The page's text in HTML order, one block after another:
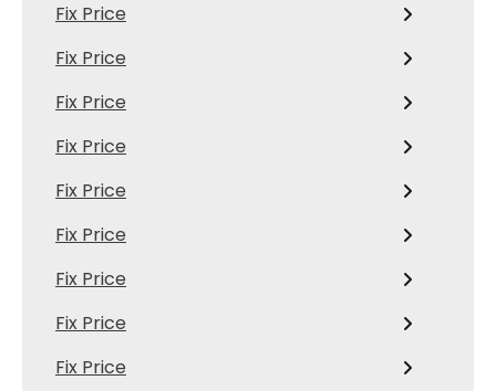
Fix Price
Fix Price
Fix Price
Fix Price
Fix Price
Fix Price
Fix Price
Fix Price
Fix Price